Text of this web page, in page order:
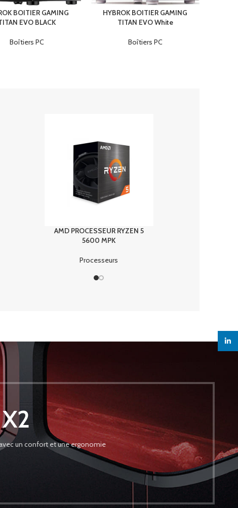
Nombre de boutons : 6
Rétro-éclairage : Non
Sans-fil : Oui
BOITIER GAMING
EVO BLACK
Boîtiers PC
HYBROK BOITIER GAMING
TITAN EVO White
Boîtiers PC
AMD PROCESSEUR RYZEN 5
5600 MPK
Processeurs
avec un confort et une ergonomie